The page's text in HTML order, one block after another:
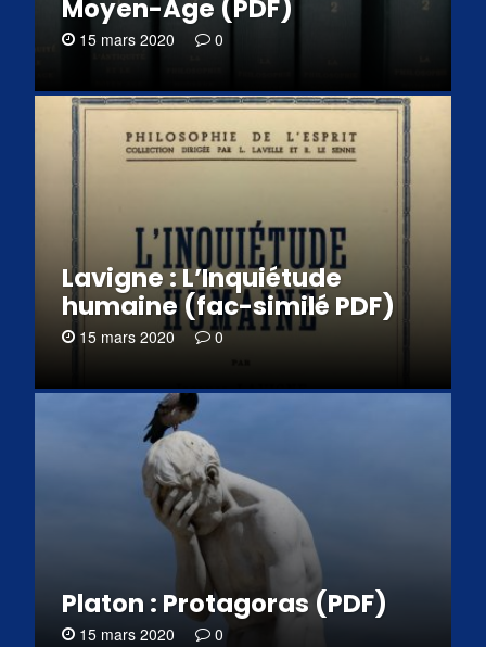
Moyen-Âge (PDF)
15 mars 2020 0
Lavigne : L’Inquiétude
humaine (fac-similé PDF)
15 mars 2020 0
Platon : Protagoras (PDF)
15 mars 2020 0